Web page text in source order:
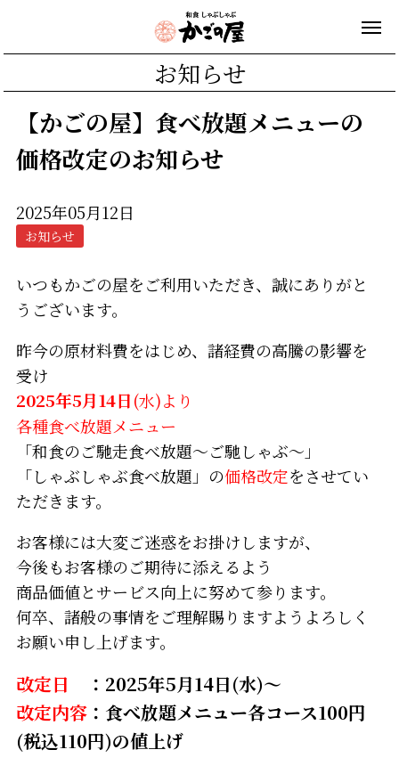
お知らせ
【かごの屋】食べ放題メニューの
価格改定のお知らせ
2025年05月12日
お知らせ
いつもかごの屋をご利用いただき、誠にありがと
うございます。
昨今の原材料費をはじめ、諸経費の高騰の影響を
受け
2025年5月14日(水)より
各種食べ放題メニュー
「和食のご馳走食べ放題～ご馳しゃぶ～」
「しゃぶしゃぶ食べ放題」の価格改定をさせてい
ただきます。
お客様には大変ご迷惑をお掛けしますが、
今後もお客様のご期待に添えるよう
商品価値とサービス向上に努めて参ります。
何卒、諸般の事情をご理解賜りますようよろしく
お願い申し上げます。
改定日 ：2025年5月14日(水)～
改定内容：食べ放題メニュー各コース100円
(税込110円)の値上げ